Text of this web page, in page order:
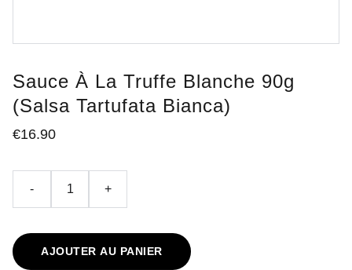
Sauce À La Truffe Blanche 90g
(salsa Tartufata Bianca)
€16.90
- +
AJOUTER AU PANIER